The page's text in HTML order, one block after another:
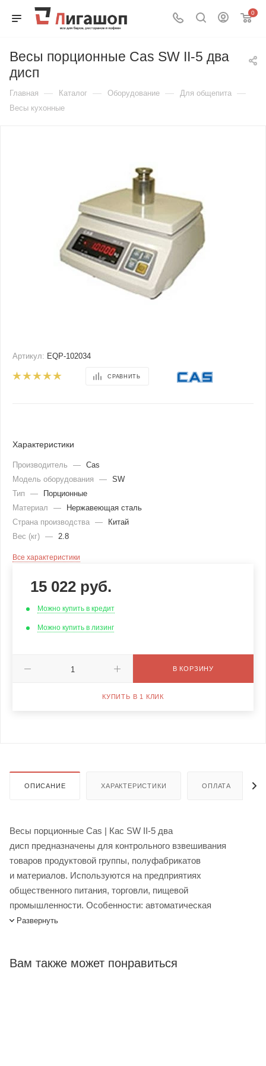
0
Весы порционные Cas SW II-5 два
дисп
Главная — Каталог — Оборудование — Для общепита —
Весы кухонные
Артикул: EQP-102034
СРАВНИТЬ
Характеристики
Производитель — Cas
Модель оборудования
— SW
Тип
—
Порционные
Материал
—
Нержавеющая сталь
Страна производства —
Китай
Вес (кг) — 2.8
Все характеристики
15 022 руб.
Можно купить в кредит
Можно купить в лизинг
В КОРЗИНУ
КУПИТЬ В 1 КЛИК
ОПИСАНИЕ ХАРАКТЕРИСТИКИ ОПЛАТА
Весы порционные Cas | Кас SW II-5 два
дисп предназначены для контрольного взвешивания
товаров продуктовой группы, полуфабрикатов
и материалов. Используются на предприятиях
общественного питания, торговли, пищевой
промышленности. Особенности: автоматическая
калибровка коэффициента усиления, автоматическая
разряда батарей, отключение дисплея при перерыве в
Развернуть
Вам также может понравиться